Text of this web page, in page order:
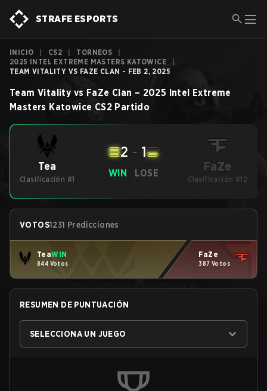
STRAFE ESPORTS
INICIO CS2 TORNEOS
2025 INTEL EXTREME MASTERS KATOWICE
TEAM VITALITY VS FAZE CLAN - FEB 2, 2025
Team Vitality vs FaZe Clan – 2025 Intel Extreme
Masters Katowice CS2 Partido
Tea
Clasificación #1
WIN
2 - 1
LOSE FaZe
Clasificación #12
VOTOS1231 Predicciones
TeaWIN
844 Votos
FaZe
387 Votos
RESUMEN DE PUNTUACIÓN
SELECCIONA UN JUEGO